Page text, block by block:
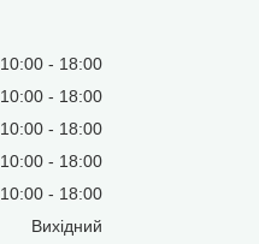
10:00
18:00
10:00
18:00
10:00
18:00
10:00
18:00
10:00
18:00
Вихідний